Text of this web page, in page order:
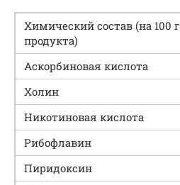
Химический состав (на 100 г
продукта)
Аскорбиновая кислота
Холин
Никотиновая кислота
Рибофлавин
Пиридоксин